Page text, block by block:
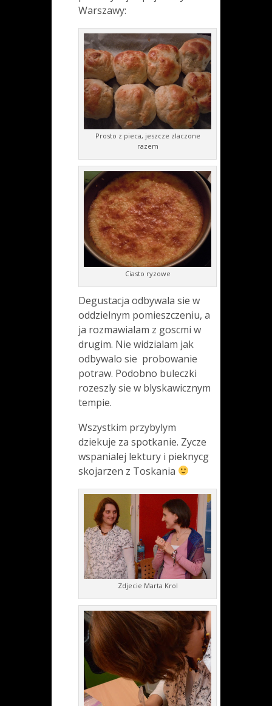
Warszawy:
Prosto z pieca, jeszcze zlaczone
razem
Ciasto ryzowe
Degustacja odbywala sie w
oddzielnym pomieszczeniu, a
ja rozmawialam z goscmi w
drugim. Nie widzialam jak
odbywalo sie probowanie
potraw. Podobno buleczki
rozeszly sie w blyskawicznym
tempie.
Wszystkim przybylym
dziekuje za spotkanie. Zycze
wspanialej lektury i pieknycg
skojarzen z Toskania
Zdjecie Marta Krol